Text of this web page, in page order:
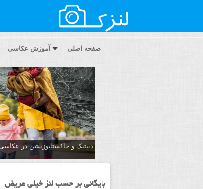
صفحه اصلی آموزش عکاسی
دیپتیک و جاکستا‌پوزیشن در
بایگانی بر حسب لنز خیلی عریض